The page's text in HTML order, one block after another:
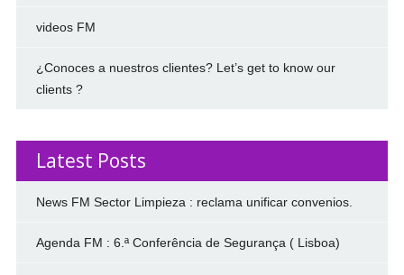
videos FM
¿Conoces a nuestros clientes? Let’s get to know our
clients ?
Latest Posts
News FM Sector Limpieza : reclama unificar convenios.
Agenda FM : 6.ª Conferência de Segurança ( Lisboa)